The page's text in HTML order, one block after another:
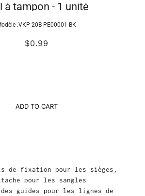
à tampon - 1 unité
:VKP-20B-PE00001-BK
$0.99
ADD TO CART
de fixation pour les sièges,
pour les sangles
guides pour les lignes de